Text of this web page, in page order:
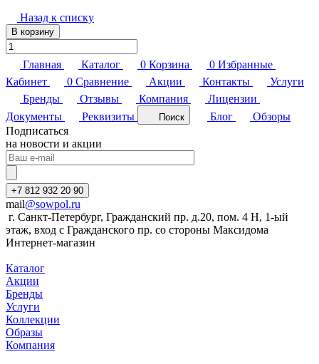
Назад к списку
В корзину
Главная Каталог 0 Корзина 0 Избранные
Кабинет
0 Сравнение Акции Контакты
Услуги
Бренды
Отзывы Компания
Лицензии
Документы
Реквизиты Поиск Блог
Обзоры
Подписаться
на новости и акции
+7 812 932 20 90
mail@sowpol.ru
г. Санкт-Петербург, Гражданский пр. д.20, пом. 4 Н, 1-ый
этаж, вход с Гражданского пр. со стороны Максидома
Интернет-магазин
Каталог
Акции
Бренды
Услуги
Коллекции
Образы
Компания